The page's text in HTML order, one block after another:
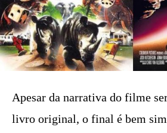
Apesar da narrativa do filme
livro original, o final é bem